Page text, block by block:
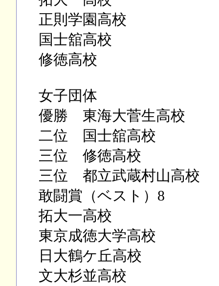
正則学園高校
国士舘高校
修徳高校
女子団体
優勝 東海大菅生高校
二位 国士舘高校
三位 修徳高校
三位 都立武蔵村山高校
敢闘賞（ベスト）8
拓大一高校
東京成徳大学高校
日大鶴ケ丘高校
文大杉並高校